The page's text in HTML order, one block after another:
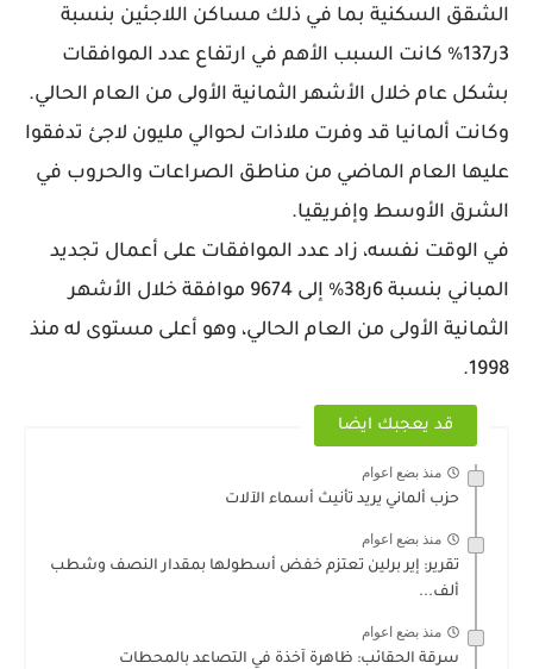
الشقق السكنية بما في ذلك مساكن اللاجئين بنسبة
3ر137% كانت السبب الأهم في ارتفاع عدد الموافقات
بشكل عام خلال الأشهر الثمانية الأولى من العام الحالي.
وكانت ألمانيا قد وفرت ملاذات لحوالي مليون لاجئ تدفقوا
عليها العام الماضي من مناطق الصراعات والحروب في
الشرق الأوسط وإفريقيا.
في الوقت نفسه، زاد عدد الموافقات على أعمال تجديد
المباني بنسبة 6ر38% إلى 9674 موافقة خلال الأشهر
الثمانية الأولى من العام الحالي، وهو أعلى مستوى له منذ
1998.
قد يعجبك ايضا
منذ بضع اعوام
حزب ألماني يريد تأنيث أسماء الآلات
منذ بضع اعوام
تقرير: إير برلين تعتزم خفض أسطولها بمقدار النصف وشطب
ألف...
منذ بضع اعوام
سرقة الحقائب: ظاهرة آخذة في التصاعد بالمحطات